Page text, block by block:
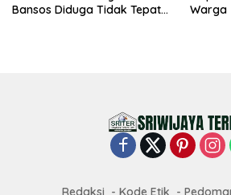
Bansos Diduga Tidak Tepat
Warga
Redaksi Kode Etik